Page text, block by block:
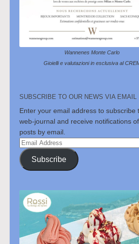
Wannenes Monte Carlo
Gioielli e valutazioni in esclusiva al
SUBSCRIBE TO OUR NEWS VIA EMAIL
Enter your email address to subscribe
web-journal and receive notifications
posts by email.
Email
Address
Subscribe